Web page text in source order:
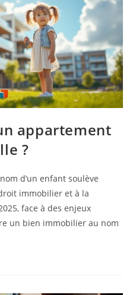
appartement
?
d’un enfant soulève
immobilier et à la
face à des enjeux
un bien immobilier au nom